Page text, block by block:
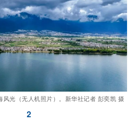
光（无人机照片）。新华社记者 彭奕凯 摄
2